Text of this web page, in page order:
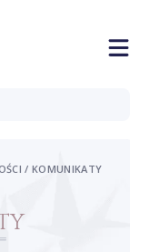
/ KOMUNIKATY